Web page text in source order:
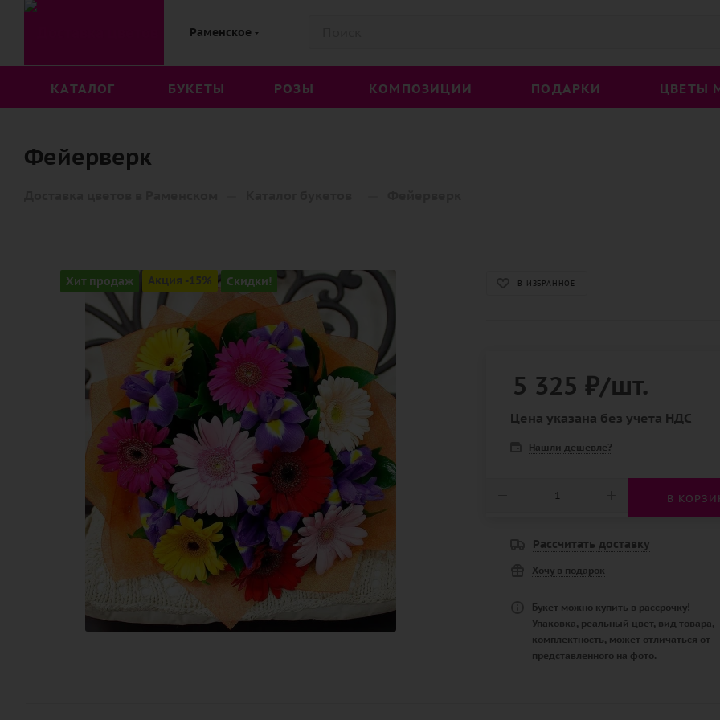
Раменское
КАТАЛОГ БУКЕТЫ РОЗЫ КОМПОЗИЦИИ ПОДАРКИ ЦВЕТЫ
Фейерверк
Хит продаж Акция -15% Скидки! В ИЗБРАННОЕ
5 325 ₽/шт.
Цена указана без учета НДС
Нашли дешевле?
В
Рассчитать доставку
Хочу в подарок
Букет можно купить в рассрочку!
Упаковка, реальный цвет, вид товара,
комплектность, может отличаться от
представленного на фото.